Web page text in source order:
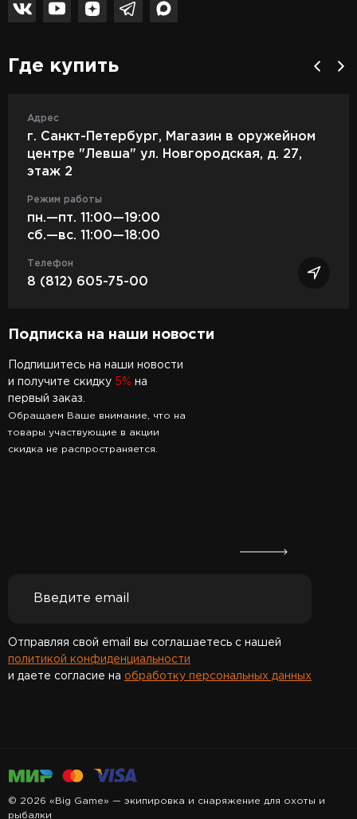
Где купить
Адрес
г. Санкт-Петербург, Магазин в оружейном
центре "Левша" ул. Новгородская, д. 27,
этаж 2
Режим работы
пн.—пт. 11:00—19:00
сб.—вс. 11:00—18:00
Телефон
8 (812) 605-75-00
Подписка на наши новости
Подпишитесь на наши новости
и получите скидку 5% на
первый заказ.
Обращаем Ваше внимание, что на
товары участвующие в акции
скидка не распространяется.
Отправляя свой email вы соглашаетесь с нашей
политикой конфиденциальности
и даете согласие на обработку персональных данных
© 2026 «Big Game» — экипировка и снаряжение для охоты и
рыбалки